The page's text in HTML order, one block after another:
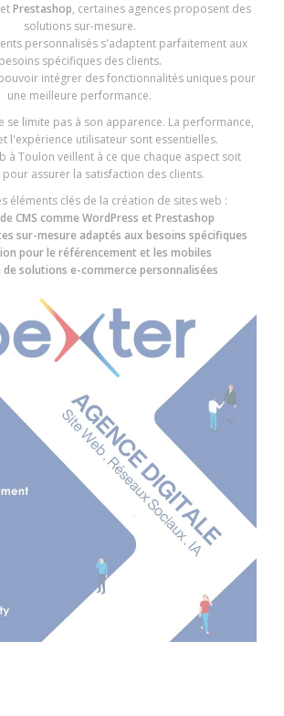
etPrestashop, certaines agences proposent des
solutions sur-mesure.
personnalisés s'adaptent parfaitement aux
besoins spécifiques des clients.
intégrer des fonctionnalités uniques pour
une meilleure performance.
se limite pas à son apparence. La performance,
l'expérience utilisateur sont essentielles.
à Toulon veillent à ce que chaque aspect soit
assurer la satisfaction des clients.
éléments clés de la création de sites web :
CMS comme WordPress et Prestashop
sur-mesure adaptés aux besoins spécifiques
pour le référencement et les mobiles
solutions e-commerce personnalisées